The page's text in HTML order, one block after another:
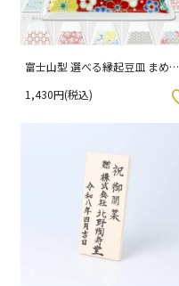
富士山型 選べる縁起豆皿 まめ富
1,430円(税込)